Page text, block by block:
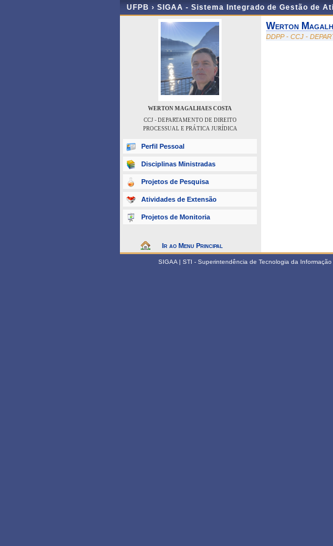
UFPB › SIGAA - Sistema Integrado de Gestão de
WERTON MAGALHAES COSTA
CCJ - DEPARTAMENTO DE DIREITO
PROCESSUAL E PRÁTICA JURÍDICA
Perfil Pessoal
Disciplinas Ministradas
Projetos de Pesquisa
Atividades de Extensão
Projetos de Monitoria
Ir ao Menu Principal
Werton
DDPP - CCJ -
SIGAA | STI - Superintendência de Tecnologia da